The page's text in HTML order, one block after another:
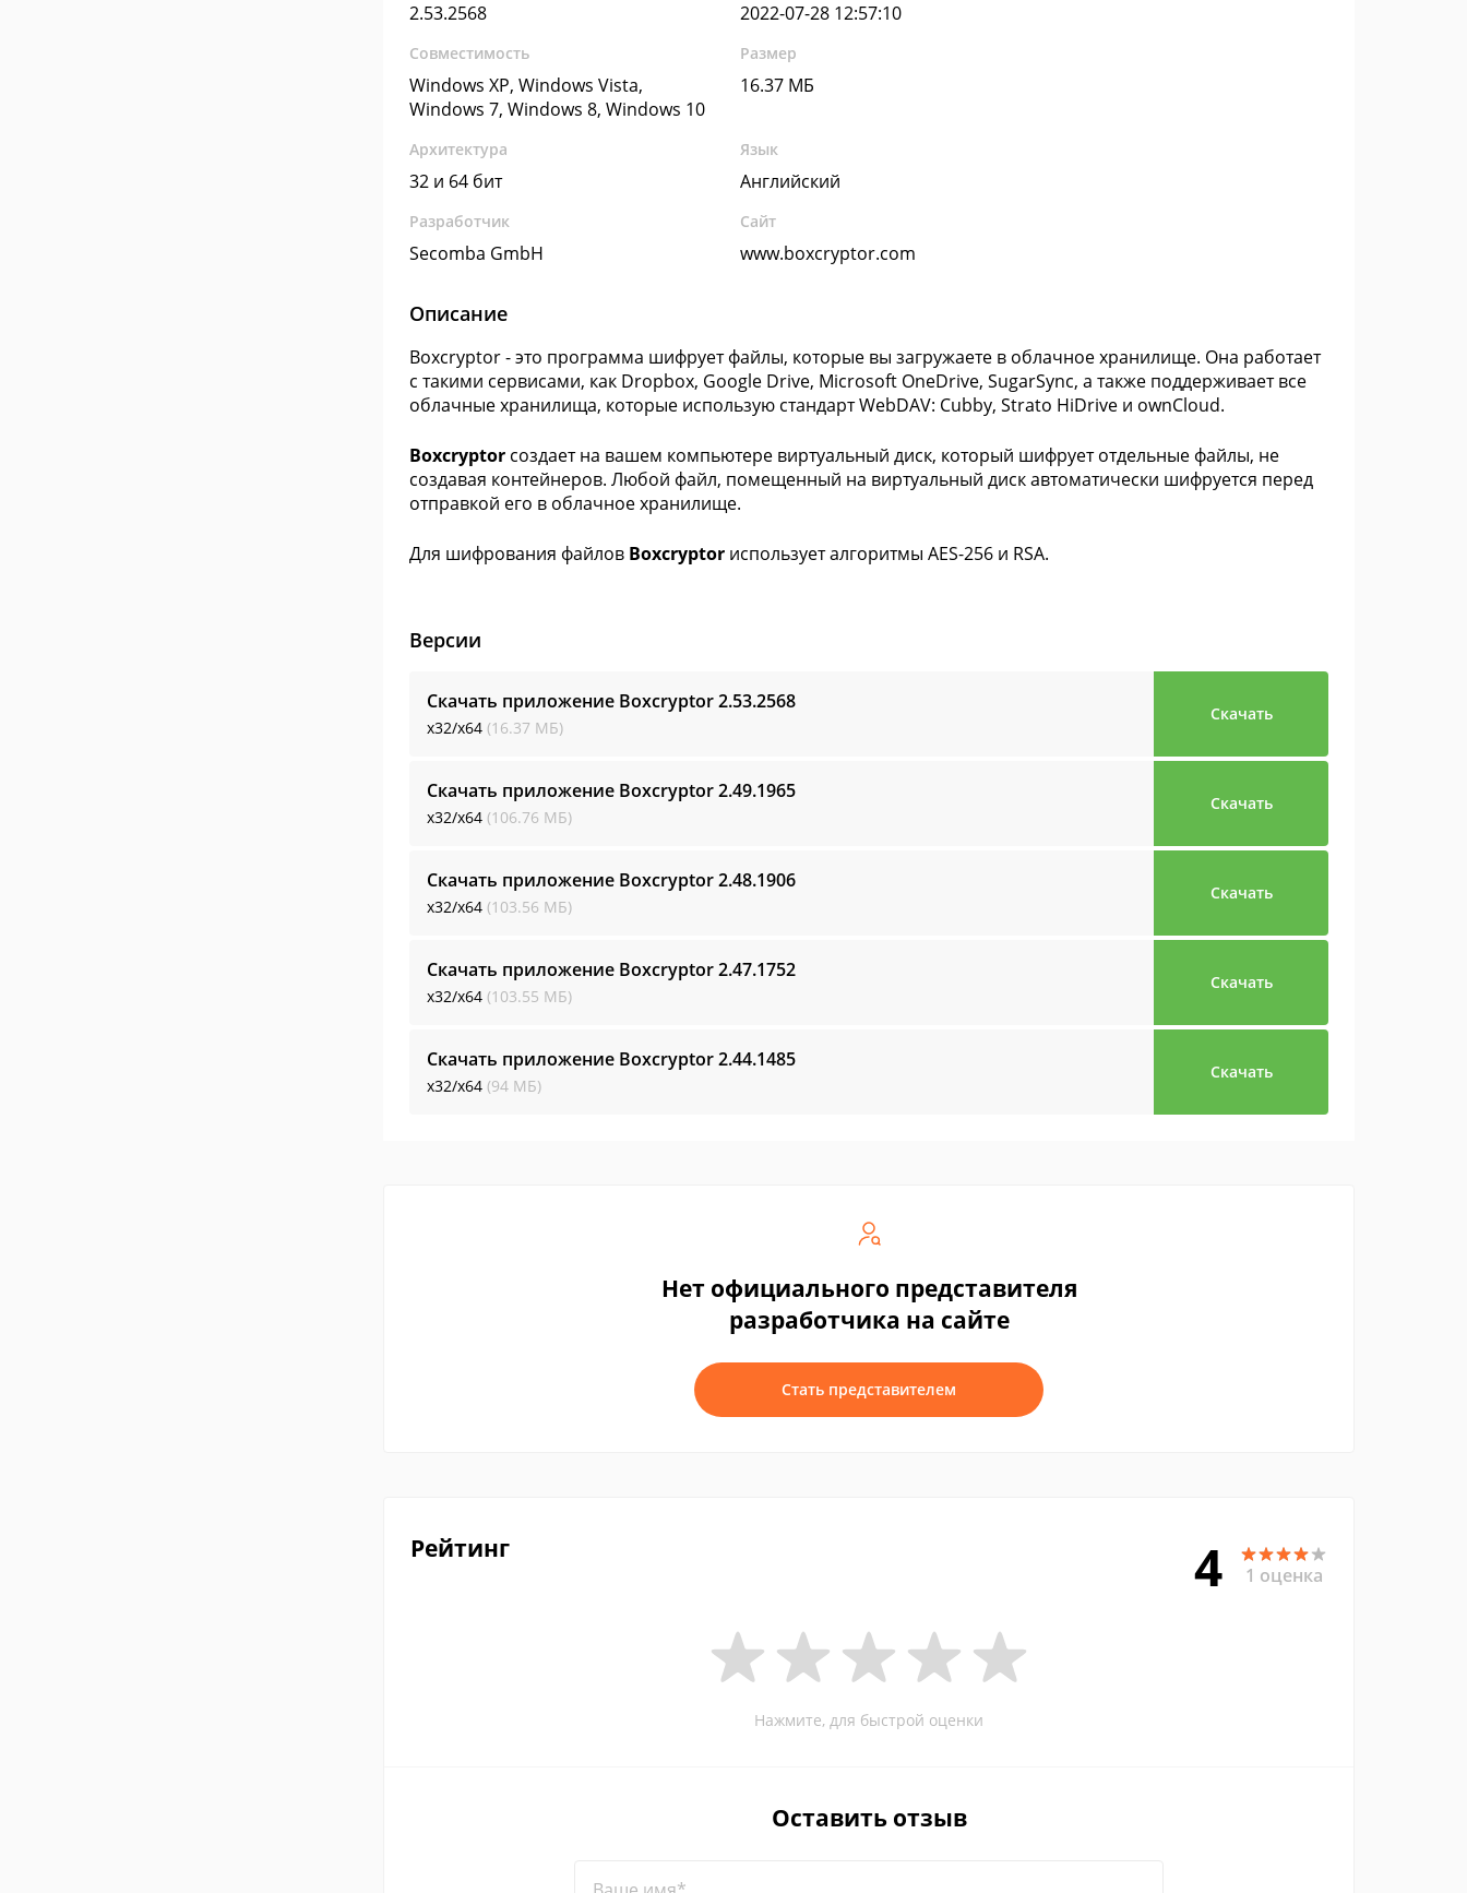
2.53.2568 2022-07-28 12:57:10
Совместимость
Windows XP, Windows Vista,
Windows 7, Windows 8, Windows 10
Размер
16.37 МБ
Архитектура
32 и 64 бит
Язык
Английский
Разработчик
Secomba GmbH
Сайт
www.boxcryptor.com
Описание
Boxcryptor - это программа шифрует файлы, которые вы загружаете в облачное хранилище. Она работает
с такими сервисами, как Dropbox, Google Drive, Microsoft OneDrive, SugarSync, а также поддерживает все
облачные хранилища, которые использую стандарт WebDAV: Cubby, Strato HiDrive и ownCloud.
Boxcryptor создает на вашем компьютере виртуальный диск, который шифрует отдельные файлы, не
создавая контейнеров. Любой файл, помещенный на виртуальный диск автоматически шифруется перед
отправкой его в облачное хранилище.
Для шифрования файлов Boxcryptor использует алгоритмы AES-256 и RSA.
Версии
Скачать приложение Boxcryptor2.53.2568
x32/x64 (16.37 МБ)
Скачать
Скачать приложение Boxcryptor2.49.1965
x32/x64 (106.76 МБ)
Скачать
Скачать приложение Boxcryptor2.48.1906
x32/x64 (103.56 МБ)
Скачать
Скачать приложение Boxcryptor2.47.1752
x32/x64 (103.55 МБ)
Скачать
Скачать приложение Boxcryptor2.44.1485
x32/x64 (94 МБ)
Скачать
Нет официального представителя
разработчика на сайте
Стать представителем
Рейтинг 4 1 оценка
Нажмите, для быстрой оценки
Оставить отзыв